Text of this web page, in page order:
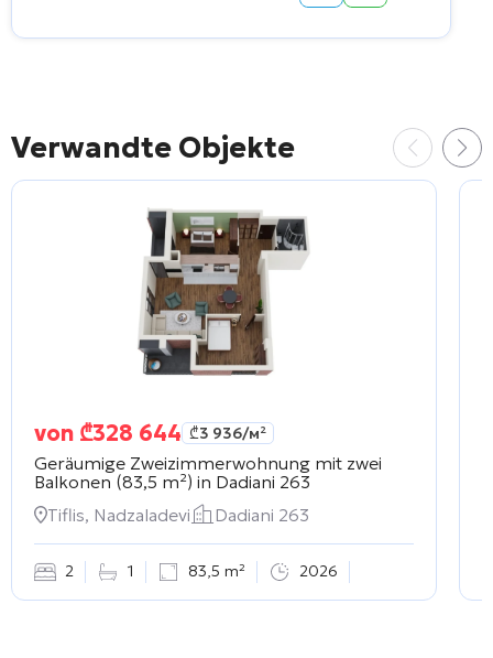
Verwandte Objekte
von ₾328 644 ₾3 936/м²
Geräumige Zweizimmerwohnung mit zwei
Balkonen (83,5 m²) in Dadiani 263
Tiflis, Nadzaladevi
Dadiani 263
2 1 83,5 m² 2026